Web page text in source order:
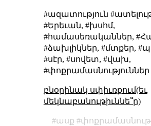
#ազատություն
#Երեւան, #խսհմ,
#համասեռականներ,
#ձախլիկներ, #մտքեր,
#սէր, #սովետ, #վախ,
#փոքրամասնություններ
բնօրինակ սփիւռքում(եւ
մեկնաբանութիւննե՞ր)
ասք